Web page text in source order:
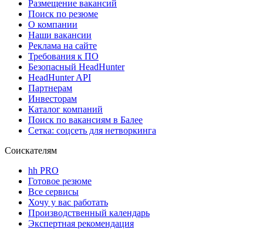
Размещение вакансий
Поиск по резюме
О компании
Наши вакансии
Реклама на сайте
Требования к ПО
Безопасный HeadHunter
HeadHunter API
Партнерам
Инвесторам
Каталог компаний
Поиск по вакансиям в Балее
Сетка: соцсеть для нетворкинга
Соискателям
hh PRO
Готовое резюме
Все сервисы
Хочу у вас работать
Производственный календарь
Экспертная рекомендация